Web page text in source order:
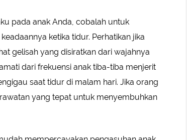
pada anak Anda, cobalah untuk
ketika tidur. Perhatikan jika
gelisah yang disiratkan dari wajahnya
dari frekuensi anak tiba-tiba menjerit
saat tidur di malam hari. Jika orang
yang tepat untuk menyembuhkan